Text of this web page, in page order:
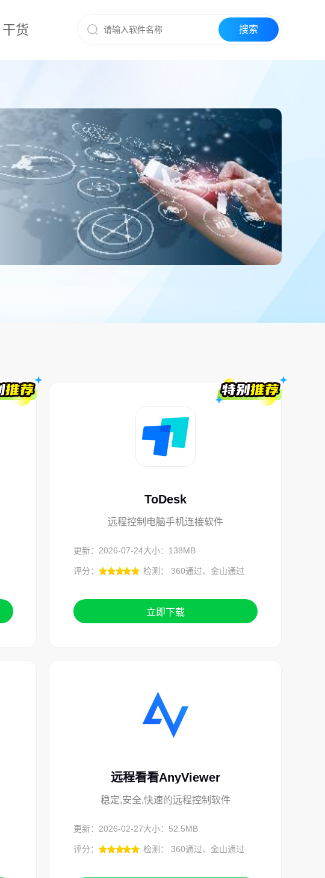
干货
ToDesk
远程控制电脑手机连接软件
更新：2026-07-24大小：138MB
评分： 检测： 360通过、金山通过
立即下载
远程看看AnyViewer
稳定,安全,快速的远程控制软件
更新：2026-02-27大小：52.5MB
评分： 检测： 360通过、金山通过